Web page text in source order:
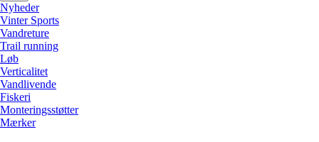
Nyheder
Vinter Sports
Vandreture
Trail running
Løb
Verticalitet
Vandlivende
Fiskeri
Monteringsstøtter
Mærker